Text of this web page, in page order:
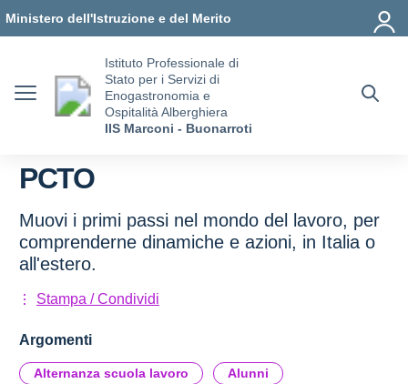
Ministero dell'Istruzione e del Merito
Istituto Professionale di
Stato per i Servizi di
Enogastronomia e
Ospitalità Alberghiera
IIS Marconi - Buonarroti
PCTO
Muovi i primi passi nel mondo del lavoro, per
comprenderne dinamiche e azioni, in Italia o
all'estero.
Stampa / Condividi
Argomenti
Alternanza scuola lavoro Alunni